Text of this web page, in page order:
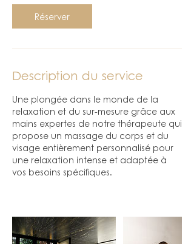
Réserver
Description du service
Une plongée dans le monde de la
relaxation et du sur-mesure grâce aux
mains expertes de notre thérapeute qui
propose un massage du corps et du
visage entièrement personnalisé pour
une relaxation intense et adaptée à
vos besoins spécifiques.